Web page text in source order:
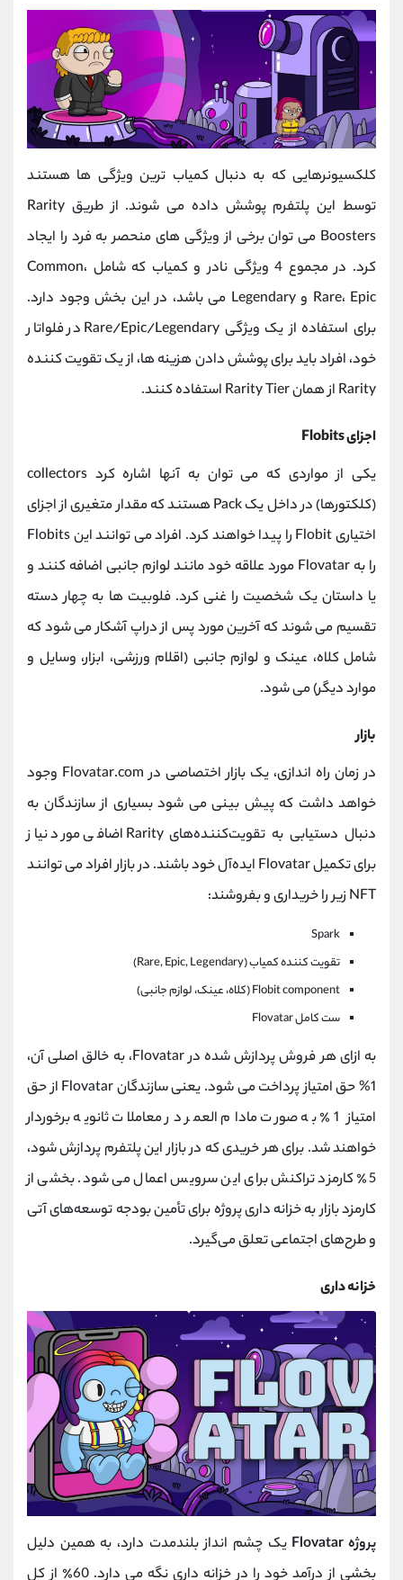
کلکسیونرهایی که به دنبال کمیاب ترین ویژگی ها هستند
توسط این پلتفرم پوشش داده می شوند. از طریق Rarity
Boosters می توان برخی از ویژگی ‌های منحصر به فرد را ایجاد
کرد. در مجموع 4 ویژگی نادر و کمیاب که شامل Common،
Rare، Epic و Legendary می باشد، در این بخش وجود دارد.
برای استفاده از یک ویژگی Rare/Epic/Legendary در فلواتار
خود، افراد باید برای پوشش دادن هزینه ها، از یک تقویت کننده
Rarity از همان Rarity Tier استفاده کنند.
اجزای Flobits
یکی از مواردی که می توان به آنها اشاره کرد collectors
(کلکتورها) در داخل یک Pack هستند که مقدار متغیری از اجزای
اختیاری Flobit را پیدا خواهند کرد. افراد می توانند این Flobits
را به Flovatar مورد علاقه خود مانند لوازم جانبی اضافه کنند و
یا داستان یک شخصیت را غنی کرد. فلوبیت ها به چهار دسته
تقسیم می شوند که آخرین مورد پس از دراپ آشکار می شود که
شامل کلاه، عینک و لوازم جانبی (اقلام ورزشی، ابزار، وسایل و
موارد دیگر) می شود.
بازار
در زمان راه اندازی، یک بازار اختصاصی در Flovatar.com وجود
خواهد داشت که پیش بینی می شود بسیاری از سازندگان به
دنبال دستیابی به تقویت‌کننده‌های Rarity اضافی مورد نیاز
برای تکمیل Flovatar ایده‌آل خود باشند. در بازار افراد می توانند
NFT زیر را خریداری و بفروشند:
Spark
تقویت کننده کمیاب (Rare, Epic, Legendary)
Flobit component (کلاه، عینک، لوازم جانبی)
ست کامل Flovatar
به ازای هر فروش پردازش شده در Flovatar، به خالق اصلی آن،
1% حق امتیاز پرداخت می شود. یعنی سازندگان Flovatar از حق
امتیاز 1٪ به صورت مادام العمر در معاملات ثانویه برخوردار
خواهند شد. برای هر خریدی که در بازار این پلتفرم پردازش شود،
5٪ کارمزد تراکنش برای این سرویس اعمال می شود. بخشی از
کارمزد بازار به خزانه داری پروژه برای تأمین بودجه توسعه‌های آتی
و طرح‌های اجتماعی تعلق می‌گیرد.
خزانه داری
پروژه Flovatar
یک چشم انداز بلندمدت دارد، به همین دلیل
بخشی از درآمد خود را در خزانه داری نگه می دارد. 60٪ از کل